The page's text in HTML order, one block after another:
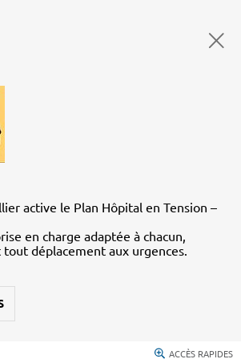
active le Plan Hôpital en Tension –
en charge adaptée à chacun,
déplacement aux urgences.
ACCÈS RAPIDES